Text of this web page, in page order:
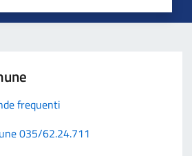
frequenti
035/62.24.711